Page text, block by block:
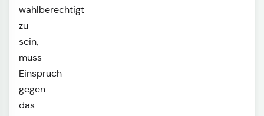
wahlberechtigt
zu
sein,
muss
Einspruch
gegen
das